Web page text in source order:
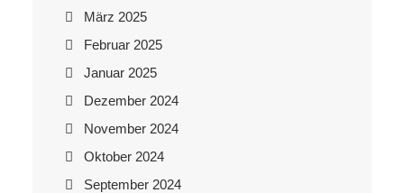
März 2025
Februar 2025
Januar 2025
Dezember 2024
November 2024
Oktober 2024
September 2024